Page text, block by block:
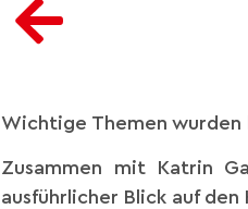
Wichtige Themen wurden
Zusammen mit Katrin
ausführlicher Blick auf